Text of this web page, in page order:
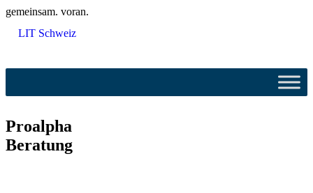
gemeinsam. voran.
LIT Schweiz
Proalpha
Beratung